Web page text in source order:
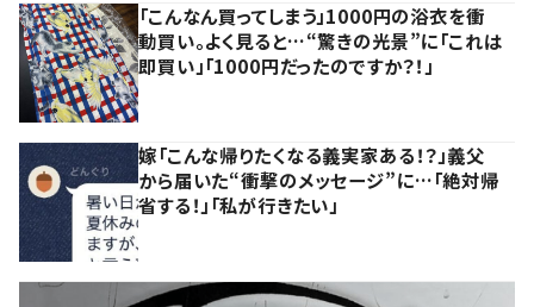
「こんなん買ってしまう」1000円の浴衣を衝
動買い。よく見ると…“驚きの光景”に「これは
即買い」「1000円だったのですか？！」
嫁「こんな帰りたくなる義実家ある！？」義父
から届いた“衝撃のメッセージ”に…「絶対帰
省する！」「私が行きたい」